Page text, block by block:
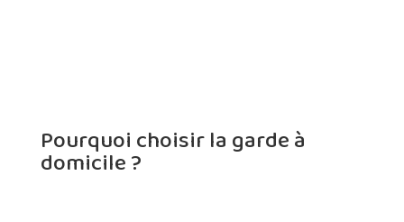
Pourquoi choisir la garde à
domicile ?